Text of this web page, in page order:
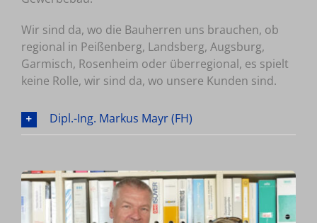
Wir sind da, wo die Bauherren uns brauchen, ob
regional in Peißenberg, Landsberg, Augsburg,
Garmisch, Rosenheim oder überregional, es spielt
keine Rolle, wir sind da, wo unsere Kunden sind.
Dipl.-Ing. Markus Mayr (FH)